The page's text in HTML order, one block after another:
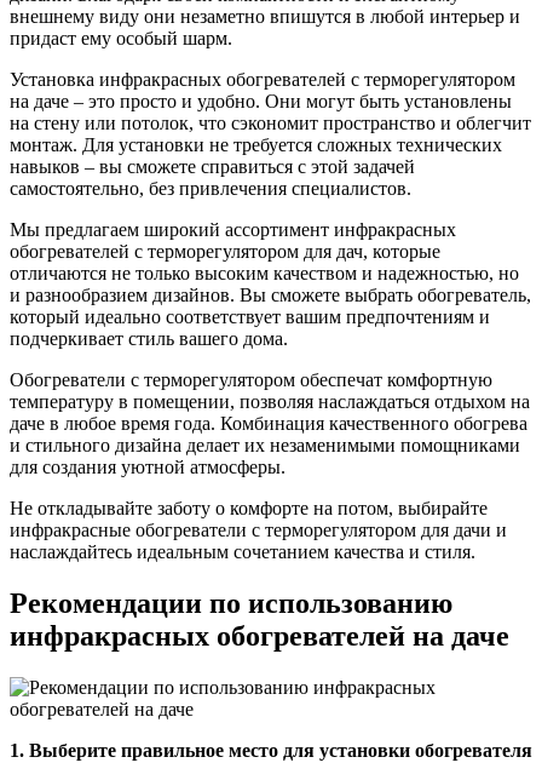
внешнему виду они незаметно впишутся в любой интерьер и
придаст ему особый шарм.
Установка инфракрасных обогревателей с терморегулятором
на даче – это просто и удобно. Они могут быть установлены
на стену или потолок, что сэкономит пространство и облегчит
монтаж. Для установки не требуется сложных технических
навыков – вы сможете справиться с этой задачей
самостоятельно, без привлечения специалистов.
Мы предлагаем широкий ассортимент инфракрасных
обогревателей с терморегулятором для дач, которые
отличаются не только высоким качеством и надежностью, но
и разнообразием дизайнов. Вы сможете выбрать обогреватель,
который идеально соответствует вашим предпочтениям и
подчеркивает стиль вашего дома.
Обогреватели с терморегулятором обеспечат комфортную
температуру в помещении, позволяя наслаждаться отдыхом на
даче в любое время года. Комбинация качественного обогрева
и стильного дизайна делает их незаменимыми помощниками
для создания уютной атмосферы.
Не откладывайте заботу о комфорте на потом, выбирайте
инфракрасные обогреватели с терморегулятором для дачи и
наслаждайтесь идеальным сочетанием качества и стиля.
Рекомендации по использованию
инфракрасных обогревателей на даче
1. Выберите правильное место для установки обогревателя